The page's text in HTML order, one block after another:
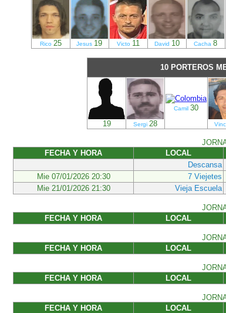
Rico 25 Jesus 19 Victo 11 David 10 Cacha 8
10 PORTEROS
19 Sergi 28
Camil 30
FECHA Y HORA
LOCAL
Descansa
Mie 07/01/2026 20:30
7 Viejetes
Mie 21/01/2026 21:30
Vieja Escuela
FECHA Y HORA
LOCAL
FECHA Y HORA
LOCAL
FECHA Y HORA
LOCAL
FECHA Y HORA
LOCAL